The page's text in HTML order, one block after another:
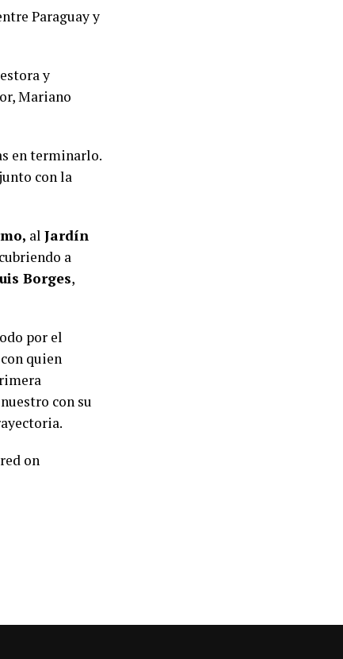
Paraguay y
y
Mariano
en terminarlo.
junto con la
al Jardín
a
Borges,
por el
con quien
con su
on